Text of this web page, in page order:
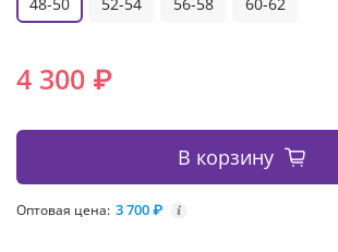
4 300 ₽
В корзину
Оптовая цена: 3 700 ₽ i